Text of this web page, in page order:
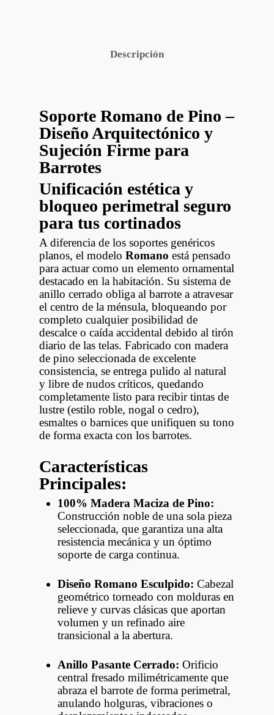
Descripción
Soporte Romano de Pino –
Diseño Arquitectónico y
Sujeción Firme para
Barrotes
Unificación estética y
bloqueo perimetral seguro
para tus cortinados
A diferencia de los soportes genéricos
planos, el modelo Romano está pensado
para actuar como un elemento ornamental
destacado en la habitación. Su sistema de
anillo cerrado obliga al barrote a atravesar
el centro de la ménsula, bloqueando por
completo cualquier posibilidad de
descalce o caída accidental debido al tirón
diario de las telas. Fabricado con madera
de pino seleccionada de excelente
consistencia, se entrega pulido al natural
y libre de nudos críticos, quedando
completamente listo para recibir tintas de
lustre (estilo roble, nogal o cedro),
esmaltes o barnices que unifiquen su tono
de forma exacta con los barrotes.
Características
Principales:
100% Madera Maciza de Pino:
Construcción noble de una sola pieza
seleccionada, que garantiza una alta
resistencia mecánica y un óptimo
soporte de carga continua.
Diseño Romano Esculpido: Cabezal
geométrico torneado con molduras en
relieve y curvas clásicas que aportan
volumen y un refinado aire
transicional a la abertura.
Anillo Pasante Cerrado: Orificio
central fresado milimétricamente que
abraza el barrote de forma perimetral,
anulando holguras, vibraciones o